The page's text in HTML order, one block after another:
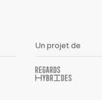
Un projet de